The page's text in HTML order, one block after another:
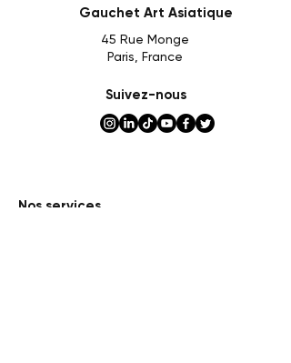
Gauchet Art Asiatique
45 Rue Monge
Paris, France
Suivez-nous
Nos services